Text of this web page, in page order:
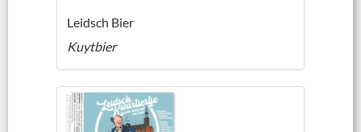
Leidsch Bier
Kuytbier